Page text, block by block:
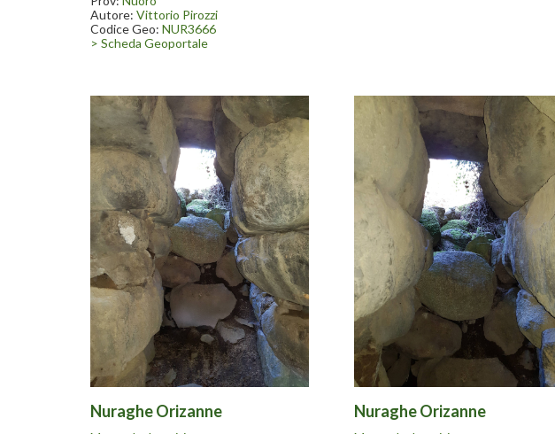
Autore: Vittorio Pirozzi
Codice Geo: NUR3666
> Scheda Geoportale
Nuraghe Orizanne Nuraghe Orizanne